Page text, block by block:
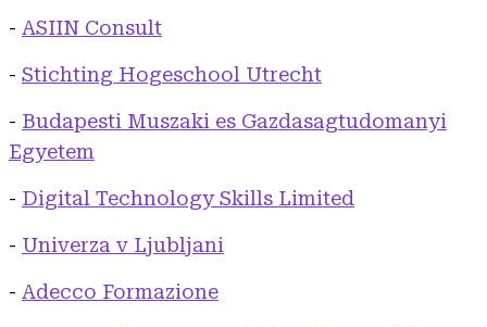
- ASIIN Consult
- Stichting Hogeschool Utrecht
- Budapesti Muszaki es Gazdasagtudomanyi
Egyetem
- Digital Technology Skills Limited
- Univerza v Ljubljani
- Adecco Formazione